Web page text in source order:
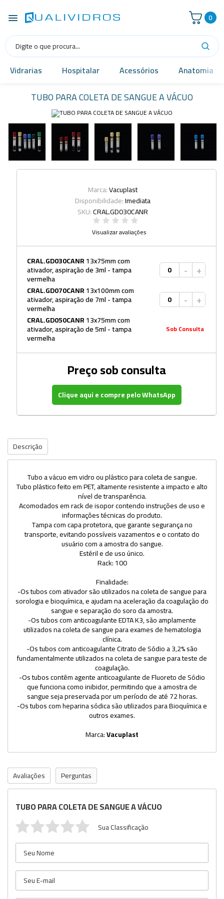
0
Vidrarias Hospitalar Acessórios Anatomia
TUBO PARA COLETA DE SANGUE A VÁCUO
Marca:Vacuplast
Disponibilidade:Imediata
SKU:CRAL.GD030CANR
Visualizar avaliações
CRAL.GD030CANR13x75mm com
ativador, aspiração de 3ml - tampa
vermelha
- +
CRAL.GD070CANR13x100mm com
ativador, aspiração de 7ml - tampa
vermelha
- +
CRAL.GD050CANR13x75mm com
ativador, aspiração de 5ml - tampa
vermelha
Sob Consulta
Preço sob consulta
Clique aqui e compre pelo WhatsApp
Descrição
Tubo a vácuo em vidro ou plástico para coleta de sangue.
Tubo plástico feito em PET, altamente resistente a impacto e alto
nível de transparência.
Acomodados em rack de isopor contendo instruções de uso e
informações técnicas do produto.
Tampa com capa protetora, que garante segurança no
transporte, evitando possíveis vazamentos e o contato do
usuário com a amostra do sangue.
Estéril e de uso único.
Rack: 100
Finalidade:
-Os tubos com ativador são utilizados na coleta de sangue para
sorologia e bioquímica, e ajudam na aceleração da coagulação do
sangue e separação do soro da amostra.
-Os tubos com anticoagulante EDTA K3, são amplamente
utilizados na coleta de sangue para exames de hematologia
clínica.
-Os tubos com anticoagulante Citrato de Sódio a 3,2% são
fundamentalmente utilizados na coleta de sangue para teste de
coagulação.
-Os tubos contêm agente anticoagulante de Fluoreto de Sódio
que funciona como inibidor, permitindo que a amostra de
sangue seja preservada por um período de até 72 horas.
-Os tubos com heparina sódica são utilizados para Bioquímica e
outros exames.
Marca:Vacuplast
Avaliações Perguntas
TUBO PARA COLETA DE SANGUE A VÁCUO
Sua Classificação